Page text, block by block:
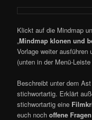
Klickt auf die Mindmap
„Mindmap klonen und
Vorlage weiter
(unten in der Menü-
Beschreibt unter dem Ast
stichwortartig. Erklärt
stichwortartig eine
euch nochoffene